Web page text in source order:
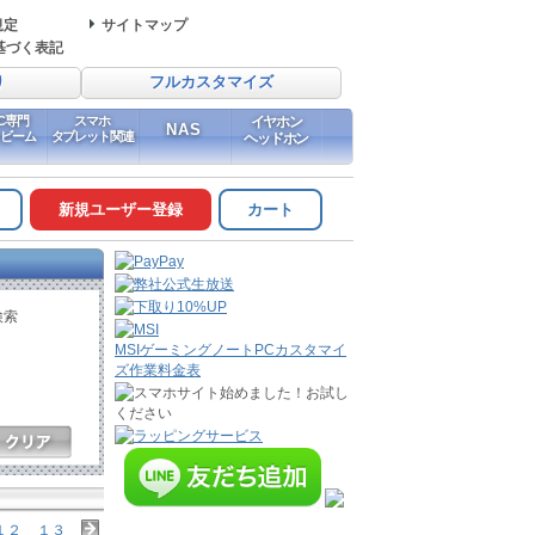
定
サイトマップ
づく表記
フルカスタマイズ
専門
ーム
スマホ
タブレット関連
NAS
イヤホン
ヘッドホン
新規ユーザー登録 カート
索
２ １３
MSIゲーミングノートPCカスタマイ
ズ作業料金表